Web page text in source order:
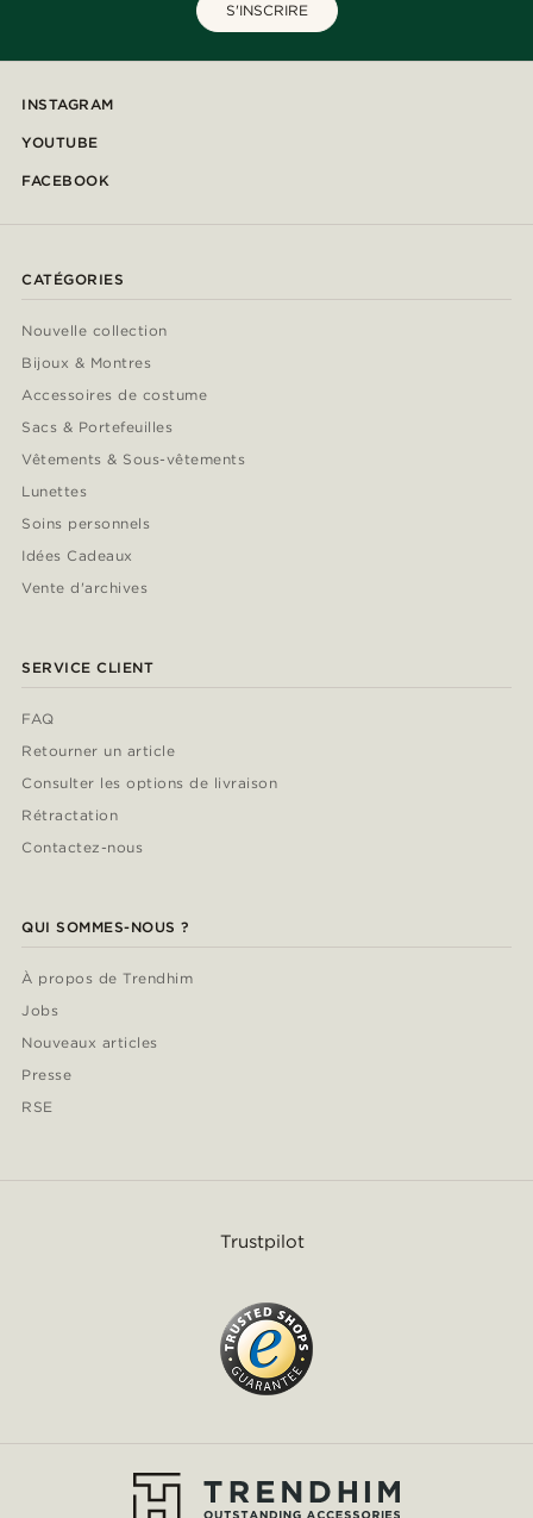
S'INSCRIRE
INSTAGRAM
YOUTUBE
FACEBOOK
CATÉGORIES
Nouvelle collection
Bijoux & Montres
Accessoires de costume
Sacs & Portefeuilles
Vêtements & Sous-vêtements
Lunettes
Soins personnels
Idées Cadeaux
Vente d'archives
SERVICE CLIENT
FAQ
Retourner un article
Consulter les options de livraison
Rétractation
Contactez-nous
QUI SOMMES-NOUS ?
À propos de Trendhim
Jobs
Nouveaux articles
Presse
RSE
Trustpilot